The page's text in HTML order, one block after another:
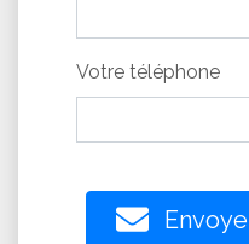
Votre téléphone